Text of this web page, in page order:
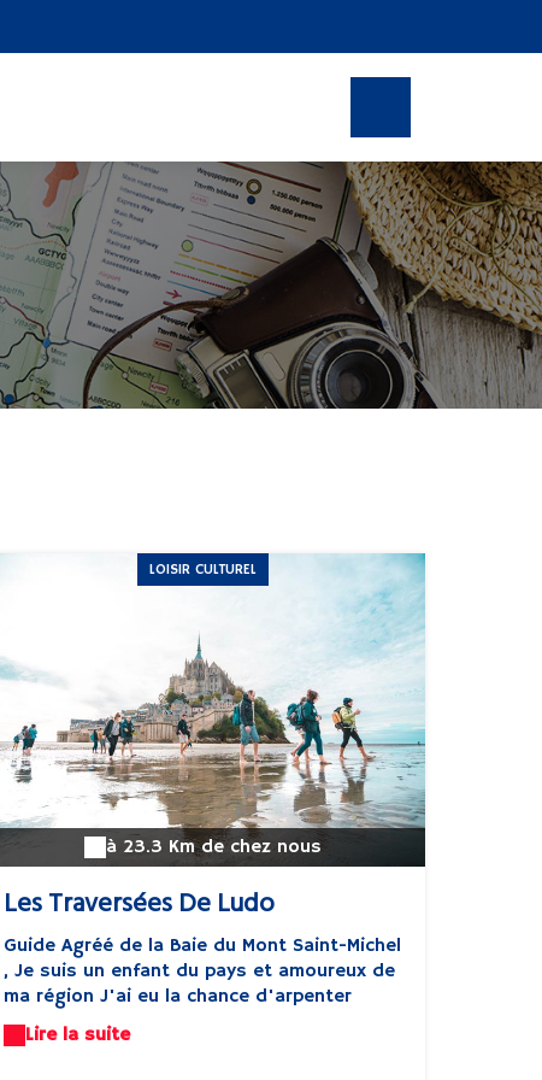
News Réserver
LOISIR CULTUREL
à 23.3 Km de chez nous
Les Traversées De Ludo
Guide Agréé de la Baie du Mont Saint-Michel
, Je suis un enfant du pays et amoureux de
ma région J'ai eu la chance d'arpenter
cette baie dès mon plus jeune âge, d'en
découvrir ses richesses , ses dangers et
Lire la suite